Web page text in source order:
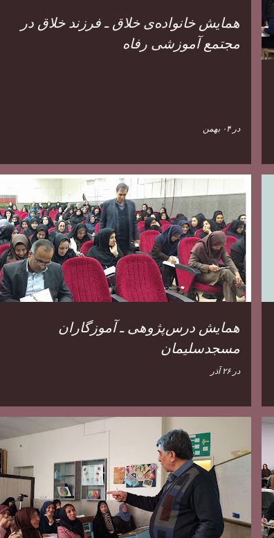
همایش خانواده‌ی خلاق ـ فرزند خلاق در
مجتمع آموزشی رفاه
در۰۴ بهمن
همایش درس‌پژوهی ـ آموزگاران
مسجدسلیمان
در۲۶ آذر